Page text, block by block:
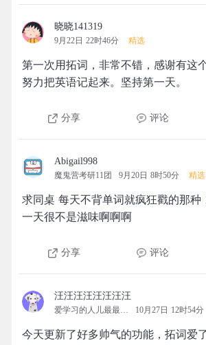
晓晓141319
9月22日 22时46分 精选
第一次用拓词，非常不错，感谢有这
努力把英语记起来。坚持第一天。
分享 评论
Abigail998
魔鬼营考研11团 9月20日 8时50分 精选
求同桌 每天不背单词就疯狂戳的那种
一天很不是滋味啊啊啊
分享 评论
汪汪汪汪汪汪汪汪
爱学习的人儿最最最可爱 10月27日 12时54分
今天更新了好多帅气的功能，拓词爱